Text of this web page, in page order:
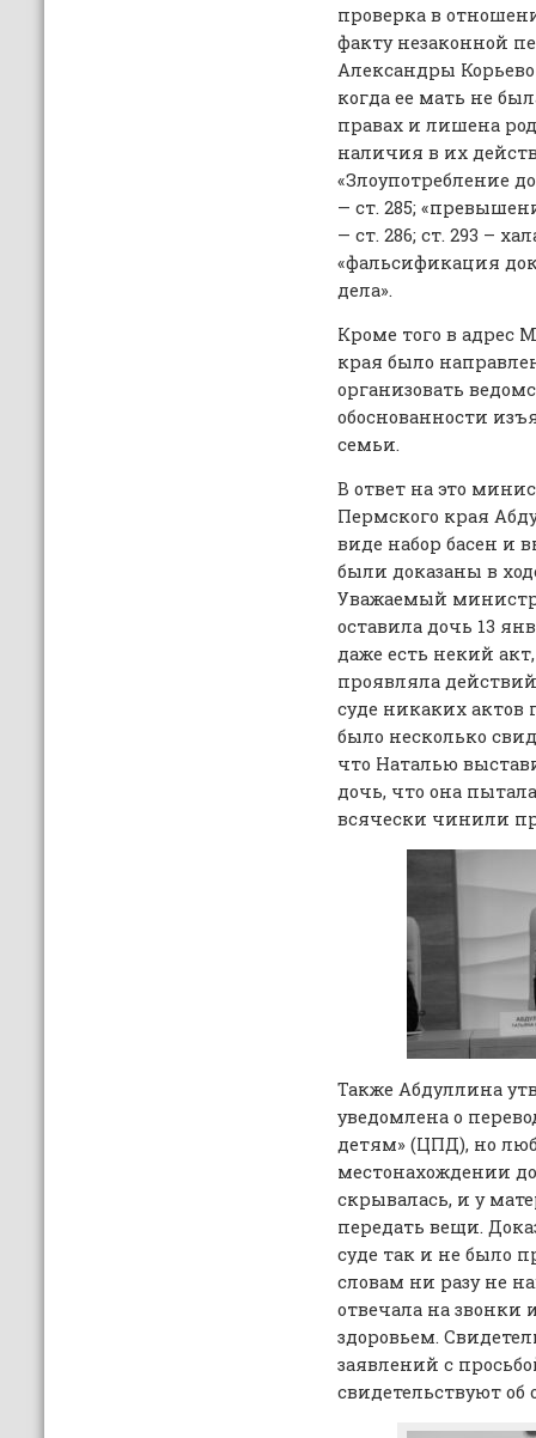
проверка в
факту незаконной
Александры
когда ее мать не
правах и лишена
наличия в их
«Злоупотребление
— ст. 285;
— ст. 286; ст. 293 –
«фальсификация
дела».
Кроме того в адрес
края было
организовать
обоснованности
семьи.
В ответ на это
Пермского края
виде набор басен и
были доказаны в
Уважаемый министр
оставила дочь 13
даже есть некий
проявляла
суде никаких актов
было несколько
что Наталью
дочь, что она
всячески чинили
Также Абдуллина
уведомлена о
детям» (ЦПД), но
местонахождении
скрывалась, и у
передать вещи.
суде так и не было
словам ни разу не
отвечала на звонки
здоровьем.
заявлений с
свидетельствуют об